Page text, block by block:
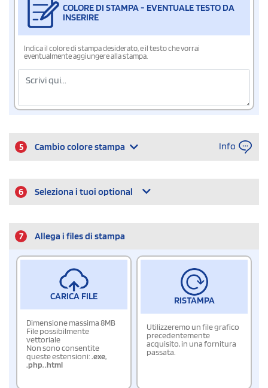
COLORE DI STAMPA - EVENTUALE TESTO DA
INSERIRE
Indica il colore di stampa desiderato, e il testo che vorrai
eventualmente aggiungere alla stampa.
5 Cambio colore stampa Info
6 Seleziona i tuoi optional
7 Allega i files di stampa
CARICA FILE
Dimensione massima 8MB
File possibilmente
vettoriale
Non sono consentite
queste estensioni:.exe,
.php,.html
RISTAMPA
Utilizzeremo un file grafico
precedentemente
acquisito, in una fornitura
passata.